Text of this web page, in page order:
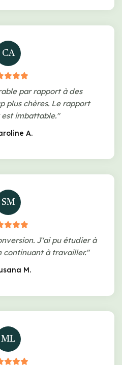
CA
par rapport à des
plus chères. Le rapport
imbattable."
A.
SM
J'ai pu étudier à
à travailler."
M.
ML